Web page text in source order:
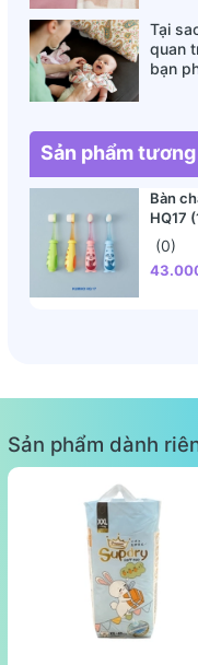
Tại
quan
bạn
Sản phẩm
Bàn
HQ17
(0)
Sản phẩm dành